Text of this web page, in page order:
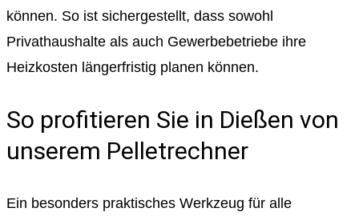
können. So ist sichergestellt, dass sowohl
Privathaushalte als auch Gewerbebetriebe ihre
Heizkosten längerfristig planen können.
So profitieren Sie in Dießen von
unserem Pelletrechner
Ein besonders praktisches Werkzeug für alle